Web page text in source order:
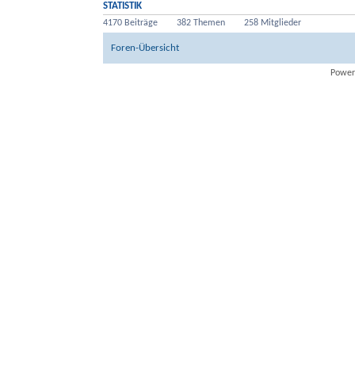
STATISTIK
4170 Beiträge
382 Themen 258 Mitglieder
Foren-Übersicht